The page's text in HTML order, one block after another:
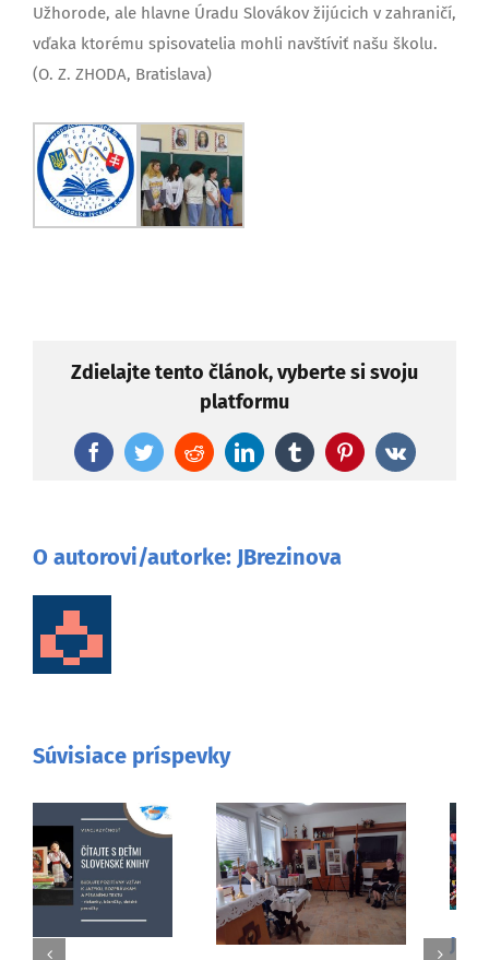
Užhorode, ale hlavne Úradu Slovákov žijúcich v zahraničí,
vďaka ktorému spisovatelia mohli navštíviť našu školu.
(O. Z. ZHODA, Bratislava)
Zdielajte tento článok, vyberte si svoju
platformu
FacebookTwitterRedditLinkedInTumblr Pinterest
Vk
O autorovi/autorke: JBrezinova
Súvisiace príspevky
Josipovské slamené